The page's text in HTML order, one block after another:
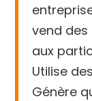
vend des
aux
Utilise
Génère